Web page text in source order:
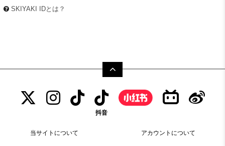
SKIYAKI IDとは？
抖音
当サイトについて アカウントについて